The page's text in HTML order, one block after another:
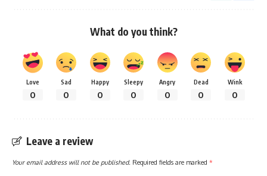
What do you think?
Love
0
Sad
0
Happy
0
Sleepy
0
Angry
0
Dead
0
Wink
0
Leave a review
Your email address will not be published. Required fields are marked *